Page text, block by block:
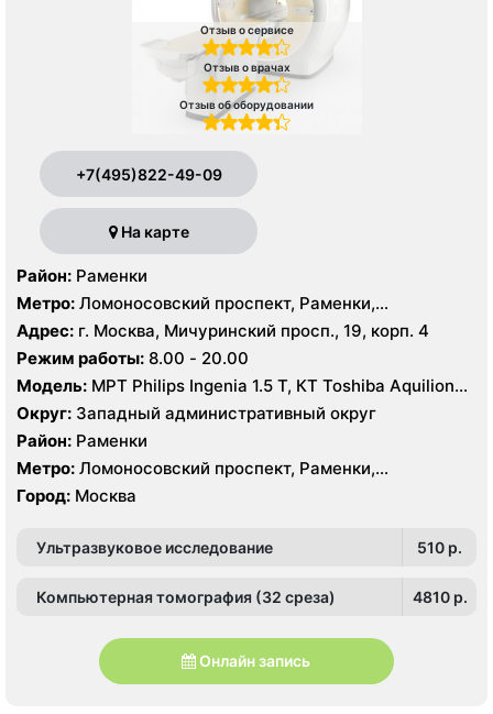
Отзыв о сервисе
Отзыв о врачах
Отзыв об оборудовании
+7(495)822-49-09
На карте
Район: Раменки
Метро: Ломоносовский проспект, Раменки,
Мичуринский проспект
Адрес: г. Москва, Мичуринский просп., 19, корп. 4
Режим работы: 8.00 - 20.00
Модель: МРТ Philips Ingenia 1.5 T, КТ Toshiba Aquilion
32 среза, УЗИ GE Logiq-9, Philips iU22
Округ: Западный административный округ
Район: Раменки
Метро: Ломоносовский проспект, Раменки,
Мичуринский проспект
Город: Москва
Ультразвуковое исследование 510 p.
Компьютерная томография (32 среза) 4810 p.
Онлайн запись